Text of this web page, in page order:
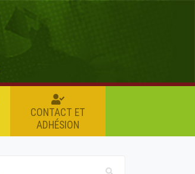
CONTACT ET
ADHÉSION